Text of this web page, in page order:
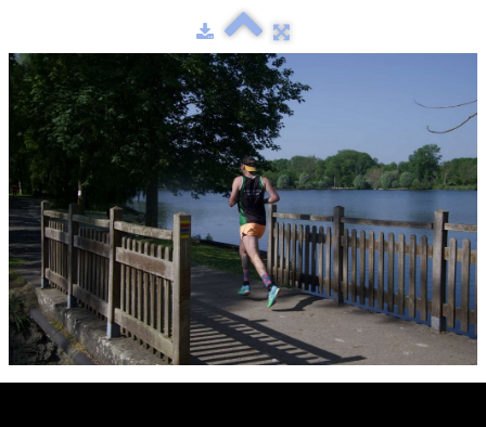
Règlement
Parcours
Résultats
Devenez bénévoles
Partenaires
Photos▼